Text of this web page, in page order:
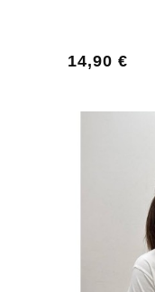
14,90 €
Prix